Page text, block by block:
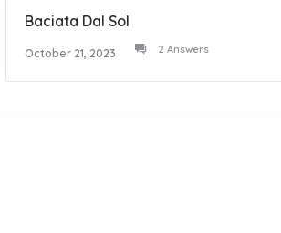
Baciata Dal Sol
October 21, 2023 2 Answers